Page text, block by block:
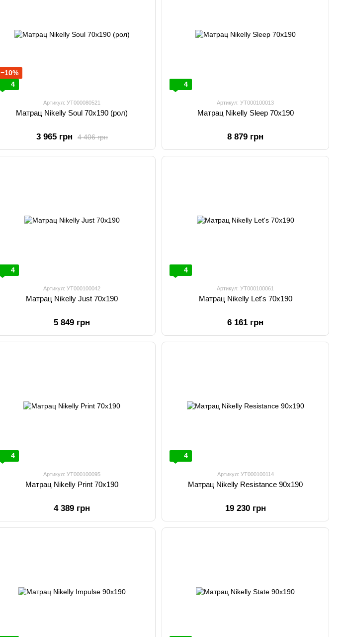
−10%
4
Артикул: УТ000080521
Матрац Nikelly Soul 70х190 (рол)
4 406 грн
3 965 грн
4
Артикул: УТ000100013
Матрац Nikelly Sleep 70х190
8 879 грн
4
Артикул: УТ000100042
Матрац Nikelly Just 70х190
5 849 грн
4
Артикул: УТ000100061
Матрац Nikelly Let's 70х190
6 161 грн
4
Артикул: УТ000100095
Матрац Nikelly Print 70х190
4 389 грн
4
Артикул: УТ000100114
Матрац Nikelly Resistance 90х190
19 230 грн